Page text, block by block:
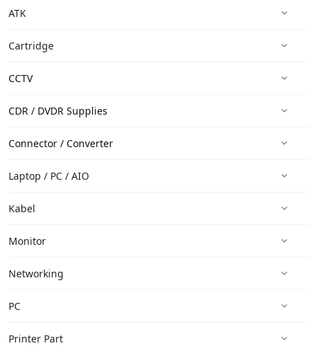
ATK
Cartridge
CCTV
CDR / DVDR Supplies
Connector / Converter
Laptop / PC / AIO
Kabel
Monitor
Networking
PC
Printer Part